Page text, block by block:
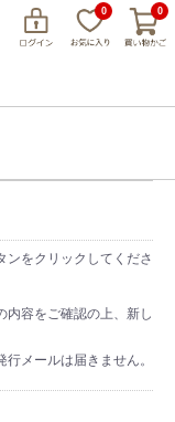
0 0
業所
ンをクリックしてくださ
容をご確認の上、新し
メールは届きません。